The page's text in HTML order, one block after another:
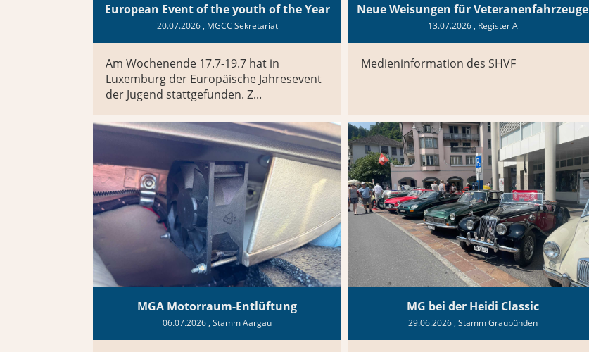
European Event of the youth of the Year
20.07.2026, MGCC Sekretariat
Am Wochenende 17.7-19.7 hat in
Luxemburg der Europäische Jahresevent
der Jugend stattgefunden. Z...
Neue Weisungen für Veteranenfahrzeuge
13.07.2026, Register A
Medieninformation des SHVF
MGA Motorraum-Entlüftung
06.07.2026 , Stamm Aargau
MG bei der Heidi Classic
29.06.2026, Stamm Graubünden